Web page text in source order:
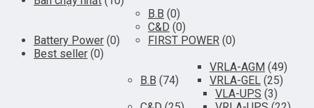
Battery Power (0)
B.B (0)
C&D (0)
FIRST POWER (0)
Best seller (0)
B.B (74)
VRLA-AGM (49)
VRLA-GEL (25)
VLA-UPS (3)